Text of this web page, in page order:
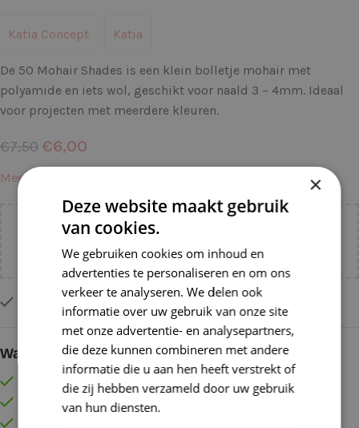
Katia Concept Katia
De 50 Mohair Shades is een klein bolletje mohair met
polyamide en iets wol, geschikt voor naald 3 – 4mm. Ideaal
voor projecten met meerdere kleuren.
€7,50 €6,00
Meer informatie →
Voeg nog€55,00toe voor
Op voorraad
Waarom kopen bij de Wolkast?
Lage verzendkosten vanaf € 4,99 binnen NL
Gratis verzonden vanaf €55,-
Vóór 16:30 besteld = Zelfde (werk)dag verzonden
×
Deze website maakt gebruik
van cookies.
We gebruiken cookies om inhoud en
advertenties te personaliseren en om ons
verkeer te analyseren. We delen ook
informatie over uw gebruik van onze site
met onze advertentie- en analysepartners,
die deze kunnen combineren met andere
informatie die u aan hen heeft verstrekt of
die zij hebben verzameld door uw gebruik
van hun diensten.